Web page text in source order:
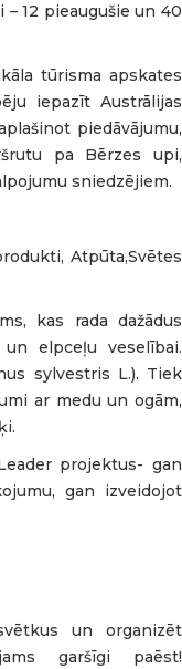
12 pieaugušie un 40
tūrisma apskates
iepazīt Austrālijas
piedāvājumu,
pa Bērzes upi,
sniedzējiem.
Atpūta,Svētes
kas rada dažādus
elpceļu veselībai.
sylvestris L.). Tiek
ar medu un ogām,
projektus- gan
gan izveidojot
un organizēt
garšīgi paēst!